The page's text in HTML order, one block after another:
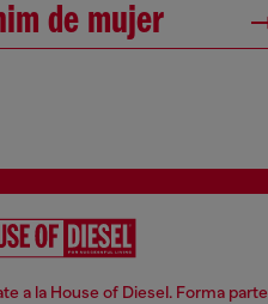
de mujer
a la House of Diesel. Forma parte